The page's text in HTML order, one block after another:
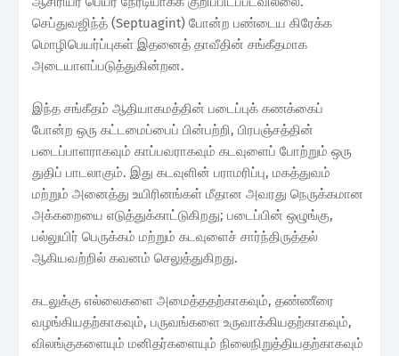
செப்துவஜிந்த் (Septuagint) போன்ற பண்டைய கிரேக்க
மொழிபெயர்ப்புகள் இதனைத் தாவீதின் சங்கீதமாக
அடையாளப்படுத்துகின்றன.
இந்த சங்கீதம் ஆதியாகமத்தின் படைப்புக் கணக்கைப்
போன்ற ஒரு கட்டமைப்பைப் பின்பற்றி, பிரபஞ்சத்தின்
படைப்பாளராகவும் காப்பவராகவும் கடவுளைப் போற்றும் ஒரு
துதிப் பாடலாகும். இது கடவுளின் பராமரிப்பு, மகத்துவம்
மற்றும் அனைத்து உயிரினங்கள் மீதான அவரது நெருக்கமான
அக்கறையை எடுத்துக்காட்டுகிறது; படைப்பின் ஒழுங்கு,
பல்லுயிர் பெருக்கம் மற்றும் கடவுளைச் சார்ந்திருத்தல்
ஆகியவற்றில் கவனம் செலுத்துகிறது.
கடலுக்கு எல்லைகளை அமைத்ததற்காகவும், தண்ணீரை
வழங்கியதற்காகவும், பருவங்களை உருவாக்கியதற்காகவும்,
விலங்குகளையும் மனிதர்களையும் நிலைநிறுத்தியதற்காகவும்